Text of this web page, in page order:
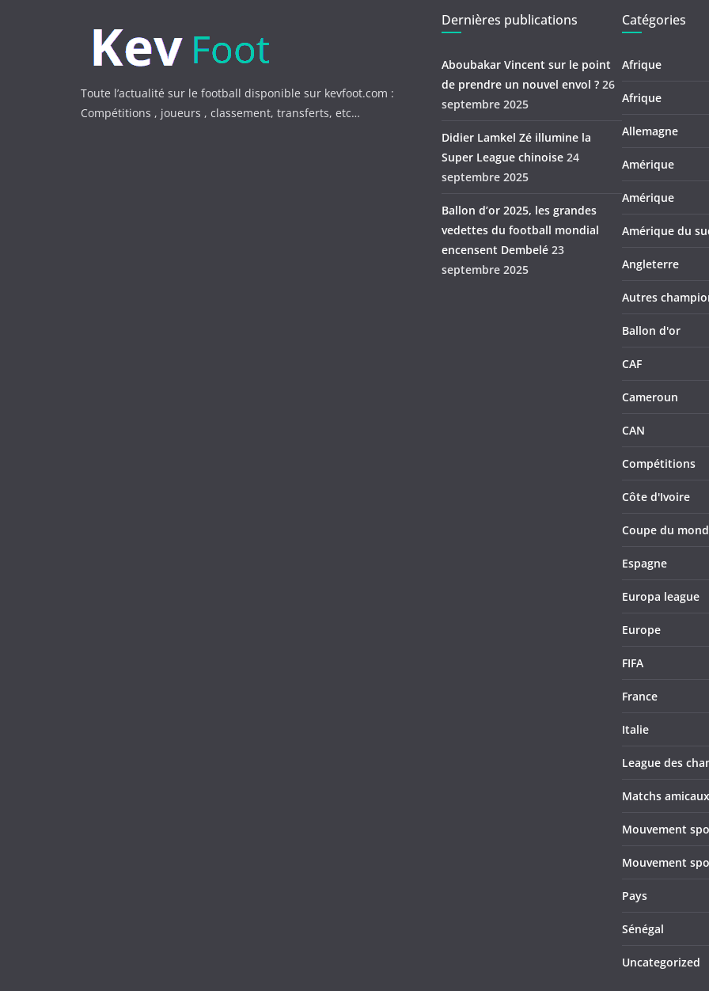
Toute l’actualité sur le football disponible sur kevfoot.com :
Compétitions , joueurs , classement, transferts, etc…
Dernières publications
Aboubakar Vincent sur le point
de prendre un nouvel envol ? 26
septembre 2025
Didier Lamkel Zé illumine la
Super League chinoise 24
septembre 2025
Ballon d’or 2025, les grandes
vedettes du football mondial
encensent Dembelé 23
septembre 2025
Catégories
Afrique
Afrique
Allemagne
Amérique
Amérique
Amérique du
Angleterre
Autres
Ballon d'or
CAF
Cameroun
CAN
Compétitions
Côte d'Ivoire
Coupe du
Espagne
Europa league
Europe
FIFA
France
Italie
League des
Matchs amicaux
Mouvement
Mouvement
Pays
Sénégal
Uncategorized